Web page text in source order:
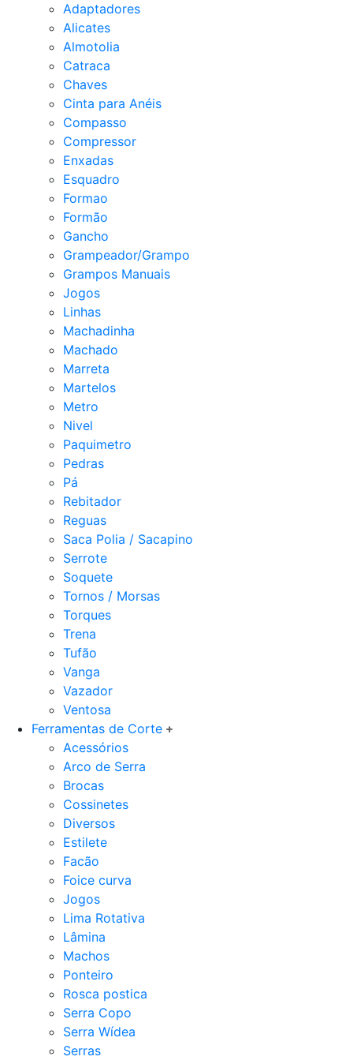
Adaptadores
Alicates
Almotolia
Catraca
Chaves
Cinta para Anéis
Compasso
Compressor
Enxadas
Esquadro
Formao
Formão
Gancho
Grampeador/Grampo
Grampos Manuais
Jogos
Linhas
Machadinha
Machado
Marreta
Martelos
Metro
Nivel
Paquimetro
Pedras
Pá
Rebitador
Reguas
Saca Polia / Sacapino
Serrote
Soquete
Tornos / Morsas
Torques
Trena
Tufão
Vanga
Vazador
Ventosa
Ferramentas de Corte
Acessórios
Arco de Serra
Brocas
Cossinetes
Diversos
Estilete
Facão
Foice curva
Jogos
Lima Rotativa
Lâmina
Machos
Ponteiro
Rosca postica
Serra Copo
Serra Wídea
Serras